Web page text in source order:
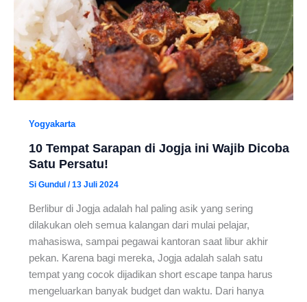
Yogyakarta
10 Tempat Sarapan di Jogja ini Wajib Dicoba
Satu Persatu!
Si Gundul /13 Juli 2024
Berlibur di Jogja adalah hal paling asik yang sering
dilakukan oleh semua kalangan dari mulai pelajar,
mahasiswa, sampai pegawai kantoran saat libur akhir
pekan. Karena bagi mereka, Jogja adalah salah satu
tempat yang cocok dijadikan short escape tanpa harus
mengeluarkan banyak budget dan waktu. Dari hanya